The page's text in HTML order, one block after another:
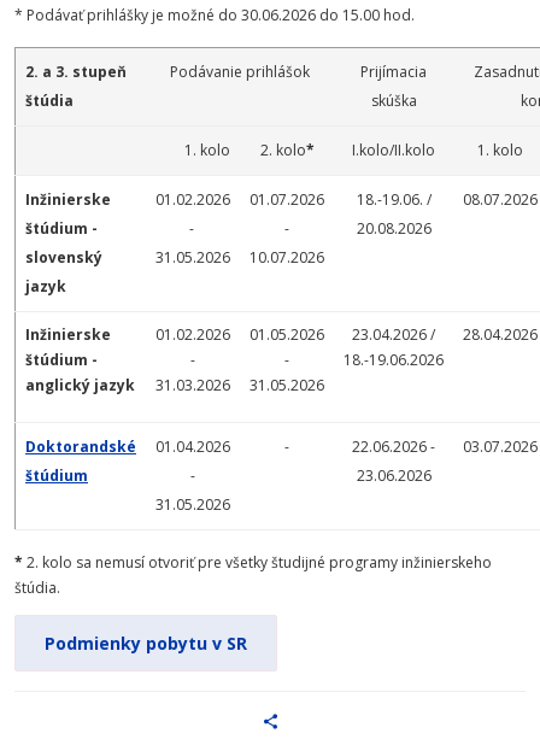
* Podávať prihlášky je možné do 30.06.2026 do 15.00 hod.
2. a 3. stupeň
štúdia
Podávanie prihlášok
Prijímacia
skúška
1. kolo 2. kolo* I.kolo/II.kolo 1. kolo
Inžinierske
štúdium -
slovenský
jazyk
01.02.2026
-
31.05.2026
01.07.2026
-
10.07.2026
18.-19.06. /
20.08.2026
08.07.2026
Inžinierske
štúdium -
anglický jazyk
01.02.2026
-
31.03.2026
01.05.2026
-
31.05.2026
23.04.2026 /
18.-19.06.2026
28.04.2026
Doktorandské
štúdium
01.04.2026
-
31.05.2026
-
22.06.2026 -
23.06.2026
03.07.2026
* 2. kolo sa nemusí otvoriť pre všetky študijné programy inžinierskeho
štúdia.
Podmienky pobytu v SR